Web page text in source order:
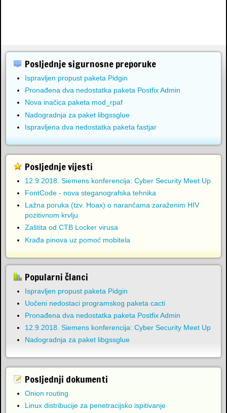
Posljednje sigurnosne preporuke
Ispravljen propust paketa Pidgin
Pronađena dva nedostatka paketa Postfix Admin
Nova inačica paketa mod_rpaf
Nadogradnja za paket libgssglue
Ispravljena dva nedostatka paketa fastjar
Posljednje vijesti
12.9.2018. Siemens konferencija: Cyber Security Meet Up
FontCode - nova steganografska tehnika
Lažna poruka (tzv. Hoax) o narančama zaraženim HIV
pozitivnom krvlju
Zaštita od CTB Locker virusa
Krađa pinova uz pomoć mobitela
Popularni članci
Ispravljen propust paketa Pidgin
Uočeni nedostaci programskog paketa cacti
Pronađena dva nedostatka paketa Postfix Admin
12.9.2018. Siemens konferencija: Cyber Security Meet Up
Nadogradnja za paket libgssglue
Posljednji dokumenti
Onion routing
Linux distribucije za penetracijsko ispitivanje